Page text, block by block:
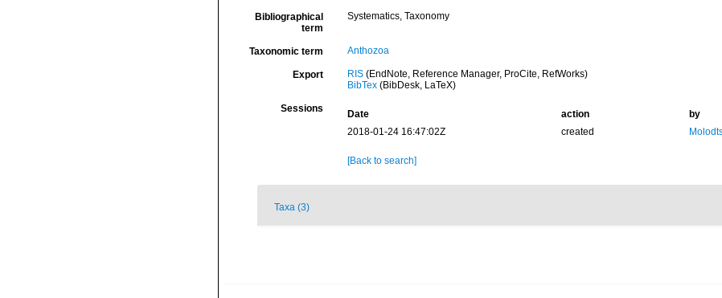
Bibliographical
term
Systematics, Taxonomy
Taxonomic term Anthozoa
Export RIS(EndNote, Reference Manager, ProCite, RefWorks)
BibTex(BibDesk, LaTeX)
Sessions Date action
by
2018-01-24 16:47:02Z
created
[Back to search]
Taxa (3)